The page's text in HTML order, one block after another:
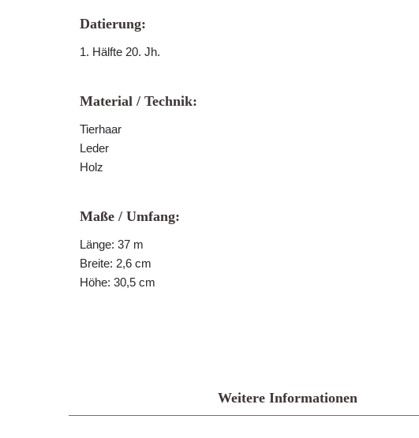
Datierung:
1. Hälfte 20. Jh.
Material / Technik:
Tierhaar
Leder
Holz
Maße / Umfang:
Länge: 37 m
Breite: 2,6 cm
Höhe: 30,5 cm
Weitere Informationen